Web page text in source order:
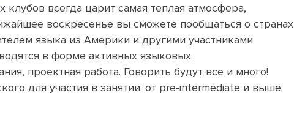
клубов всегда царит самая теплая атмосфера,
воскресенье вы сможете пообщаться о странах
языка из Америки и другими участниками
в форме активных языковых
проектная работа. Говорить будут все и много!
для участия в занятии: от pre-intermediate и выше.